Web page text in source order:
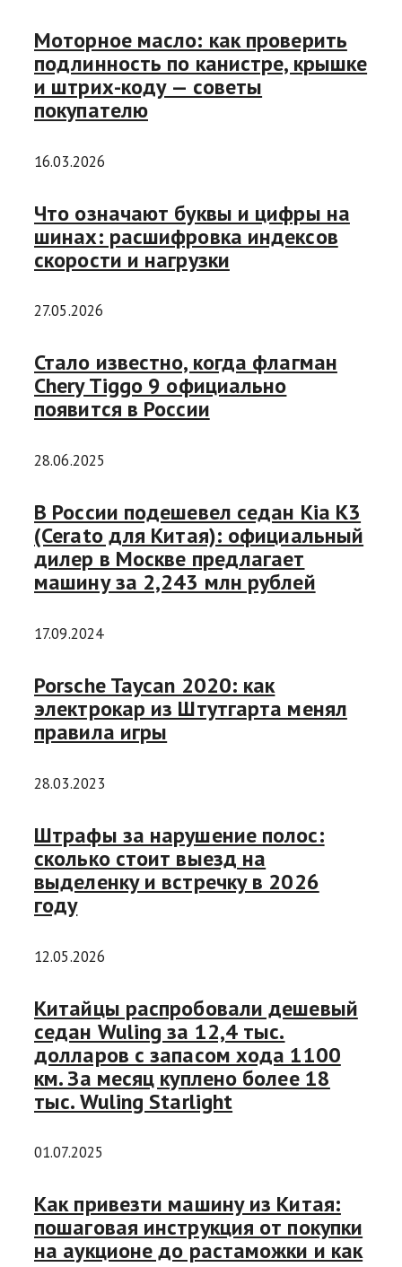
Моторное масло: как проверить
подлинность по канистре, крышке
и штрих-коду — советы
покупателю
16.03.2026
Что означают буквы и цифры на
шинах: расшифровка индексов
скорости и нагрузки
27.05.2026
Стало известно, когда флагман
Chery Tiggo 9 официально
появится в России
28.06.2025
В России подешевел седан Kia K3
(Cerato для Китая): официальный
дилер в Москве предлагает
машину за 2,243 млн рублей
17.09.2024
Porsche Taycan 2020: как
электрокар из Штутгарта менял
правила игры
28.03.2023
Штрафы за нарушение полос:
сколько стоит выезд на
выделенку и встречку в 2026
году
12.05.2026
Китайцы распробовали дешевый
седан Wuling за 12,4 тыс.
долларов с запасом хода 1100
км. За месяц куплено более 18
тыс. Wuling Starlight
01.07.2025
Как привезти машину из Китая:
пошаговая инструкция от покупки
на аукционе до растаможки и как